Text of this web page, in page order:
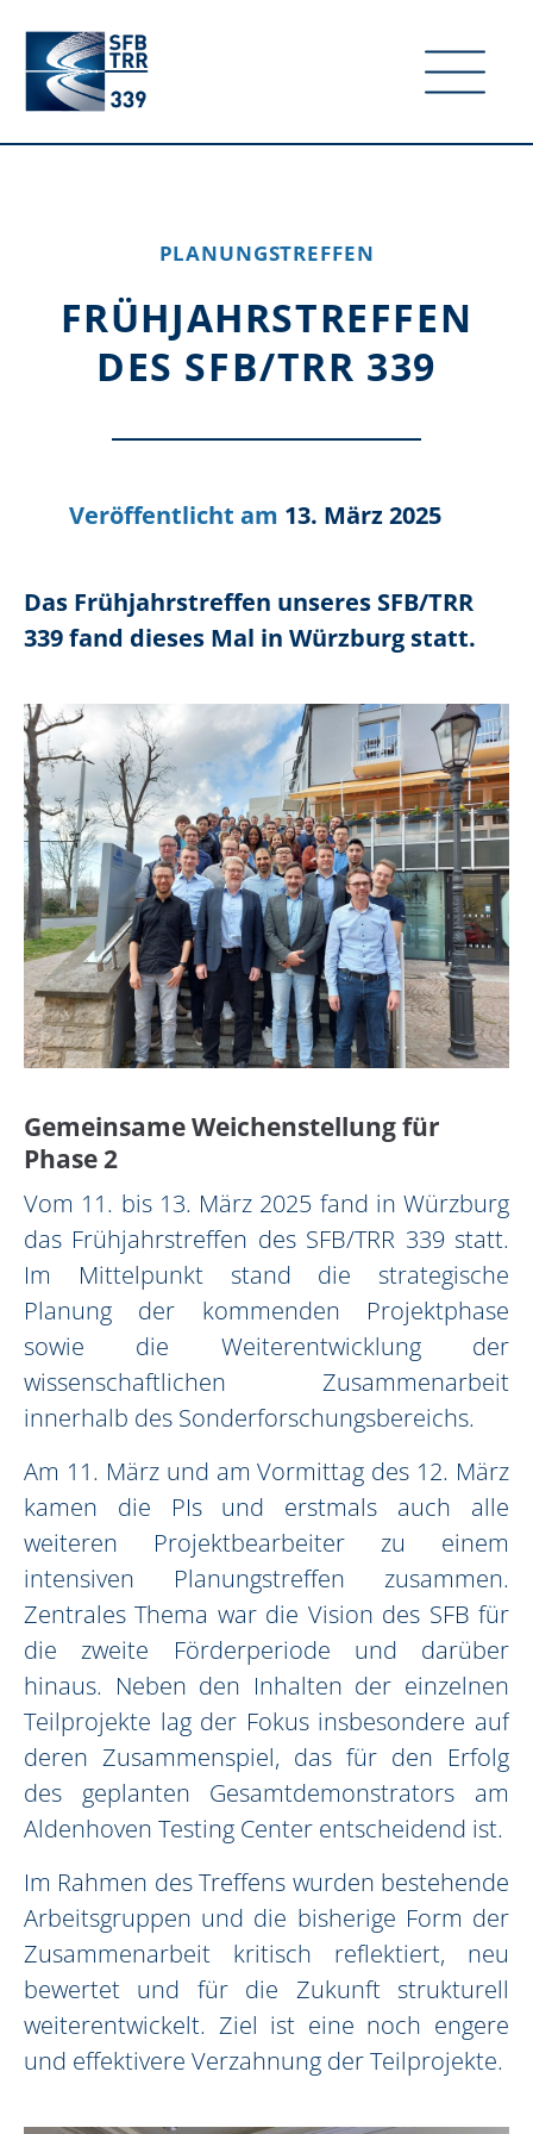
PLANUNGSTREFFEN
FRÜHJAHRSTREFFEN
DES SFB/TRR 339
13. März 2025
Das Frühjahrstreffen unseres SFB/TRR
339 fand dieses Mal in Würzburg statt.
Gemeinsame Weichenstellung für
Phase 2
Vom 11. bis 13. März 2025 fand in Würzburg
das Frühjahrstreffen des SFB/TRR 339 statt.
Im Mittelpunkt stand die strategische
Planung der kommenden Projektphase
sowie die Weiterentwicklung der
wissenschaftlichen Zusammenarbeit
innerhalb des Sonderforschungsbereichs.
Am 11. März und am Vormittag des 12. März
kamen die PIs und erstmals auch alle
weiteren Projektbearbeiter zu einem
intensiven Planungstreffen zusammen.
Zentrales Thema war die Vision des SFB für
die zweite Förderperiode und darüber
hinaus. Neben den Inhalten der einzelnen
Teilprojekte lag der Fokus insbesondere auf
deren Zusammenspiel, das für den Erfolg
des geplanten Gesamtdemonstrators am
Aldenhoven Testing Center entscheidend ist.
Im Rahmen des Treffens wurden bestehende
Arbeitsgruppen und die bisherige Form der
Zusammenarbeit kritisch reflektiert, neu
bewertet und für die Zukunft strukturell
weiterentwickelt. Ziel ist eine noch engere
und effektivere Verzahnung der Teilprojekte.